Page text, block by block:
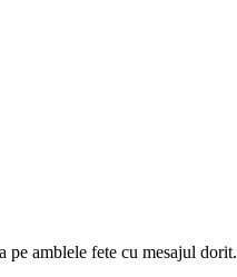
pe amblele fete cu mesajul dorit.